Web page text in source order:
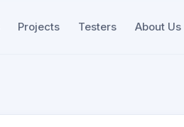
Projects Testers About Us